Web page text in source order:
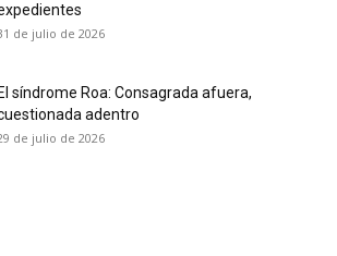
pierdas de las
noticias
de julio de 2026
El síndrome Roa: Consagrada afuera,
adentro
de julio de 2026